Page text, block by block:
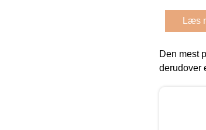
Læs
Den mest
derudover